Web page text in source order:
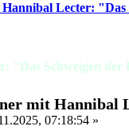
Lecter:
"Das Schweigen
mit Hannibal
07:18:54 »